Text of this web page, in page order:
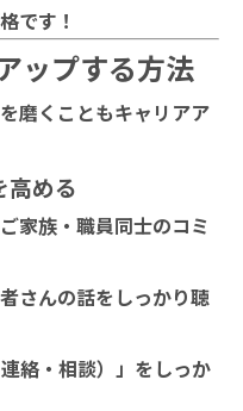
です！
ップする方法
磨くこともキャリアア
める
家族・職員同士のコミ
さんの話をしっかり聴
絡・相談）」をしっか